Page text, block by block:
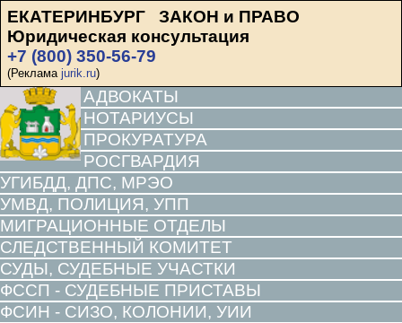
ЕКАТЕРИНБУРГ ЗАКОН и ПРАВО
Юридическая консультация
+7 (800) 350-56-79
(Реклама jurik.ru)
АДВОКАТЫ
НОТАРИУСЫ
ПРОКУРАТУРА
РОСГВАРДИЯ
УГИБДД, ДПС, МРЭО
УМВД, ПОЛИЦИЯ, УПП
МИГРАЦИОННЫЕ ОТДЕЛЫ
СЛЕДСТВЕННЫЙ КОМИТЕТ
СУДЫ, СУДЕБНЫЕ УЧАСТКИ
ФССП - СУДЕБНЫЕ ПРИСТАВЫ
ФСИН - СИЗО, КОЛОНИИ, УИИ